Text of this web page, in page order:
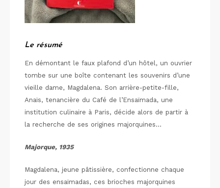
Le résumé
En démontant le faux plafond d’un hôtel, un ouvrier
tombe sur une boîte contenant les souvenirs d’une
vieille dame, Magdalena. Son arrière-petite-fille,
Anaïs, tenancière du Café de l’Ensaïmada, une
institution culinaire à Paris, décide alors de partir à
la recherche de ses origines majorquines…
Majorque, 1935
Magdalena, jeune pâtissière, confectionne chaque
jour des ensaïmadas, ces brioches majorquines